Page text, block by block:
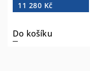
11 280 Kč
Do košíku